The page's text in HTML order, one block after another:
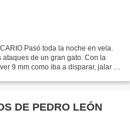
Pasó toda la noche en vela.
de un gran gato. Con la
9 mm como iba a disparar, jalar el
DE PEDRO LEÓN